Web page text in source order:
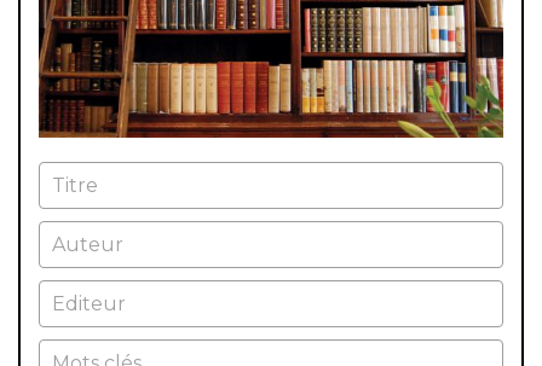
Titre
Auteur
Editeur
Mots clés